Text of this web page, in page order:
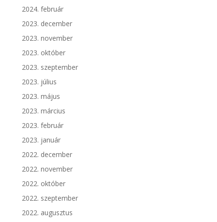
2024. február
2023. december
2023. november
2023. október
2023. szeptember
2023. július
2023. május
2023. március
2023. február
2023. január
2022. december
2022. november
2022. október
2022. szeptember
2022. augusztus